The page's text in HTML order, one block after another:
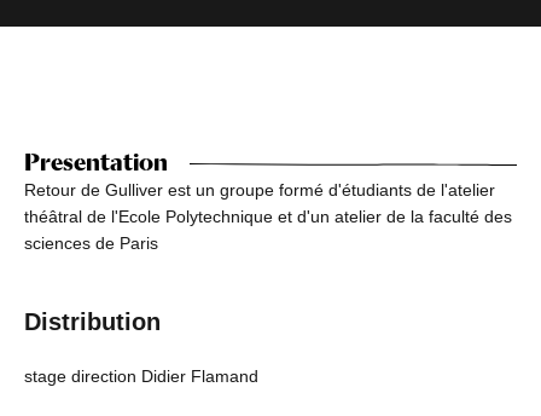
Presentation
Retour de Gulliver est un groupe formé d'étudiants de l'atelier
théâtral de l'Ecole Polytechnique et d'un atelier de la faculté des
sciences de Paris
Distribution
stage direction Didier Flamand